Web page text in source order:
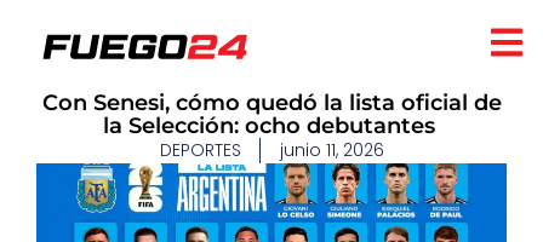
​Con Senesi, cómo quedó la lista oficial de
la Selección: ocho debutantes
DEPORTES junio 11, 2026